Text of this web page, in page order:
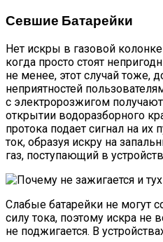
Севшие Батарейки
Нет искры в газовой
когда просто стоят
не менее, этот случай тоже,
неприятностей
с электророзжигом
открытии водоразборного
протока подает сигнал на
ток, образуя искру на
газ, поступающий в
Слабые батарейки не могут
силу тока, поэтому искра не
не поджигается. В